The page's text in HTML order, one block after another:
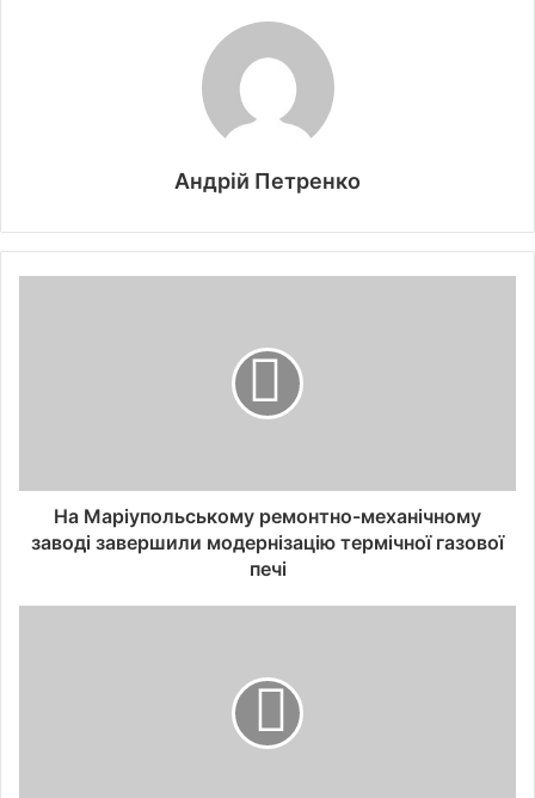
Андрій Петренко
На Маріупольському ремонтно-механічному
заводі завершили модернізацію термічної газової
печі